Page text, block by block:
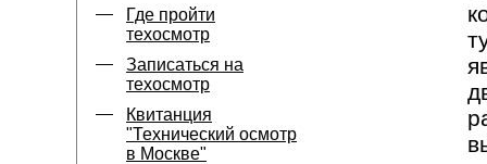
Где пройти
техосмотр
Записаться на
техосмотр
Квитанция
"Технический осмотр
в Москве"